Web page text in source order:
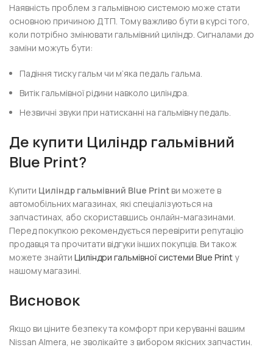
Наявність проблем з гальмівною системою може стати
основною причиною ДТП. Тому важливо бути в курсі того,
коли потрібно змінювати гальмівний циліндр. Сигналами до
заміни можуть бути:
Падіння тиску гальм чи м’яка педаль гальма.
Витік гальмівної рідини навколо циліндра.
Незвичні звуки при натисканні на гальмівну педаль.
Де купити Циліндр гальмівний
Blue Print?
Купити Циліндр гальмівний Blue Print ви можете в
автомобільних магазинах, які спеціалізуються на
запчастинах, або скориставшись онлайн-магазинами.
Перед покупкою рекомендується перевірити репутацію
продавця та прочитати відгуки інших покупців. Ви також
можете знайтиЦиліндри гальмівної системи Blue Print у
нашому магазині.
Висновок
Якщо ви ціните безпеку та комфорт при керуванні вашим
Nissan Almera, не зволікайте з вибором якісних запчастин.